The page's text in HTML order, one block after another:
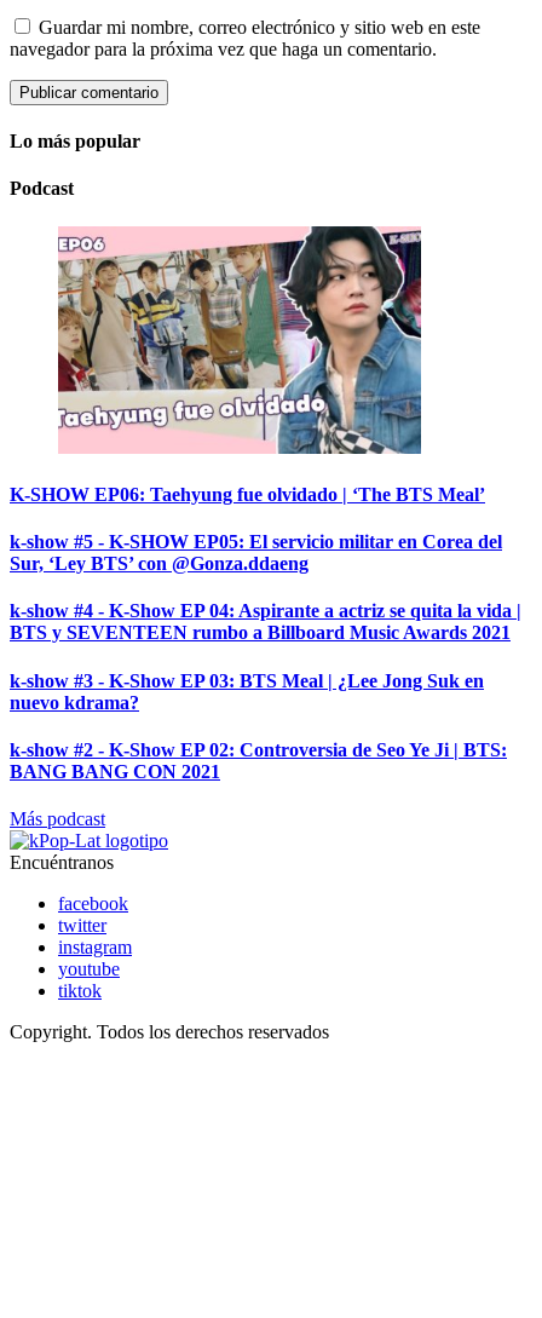
Guardar mi nombre, correo electrónico y sitio web en este
navegador para la próxima vez que haga un comentario.
Lo más popular
Podcast
K-SHOW EP06: Taehyung fue olvidado | ‘The BTS Meal’
k-show #5 - K-SHOW EP05: El servicio militar en Corea del
Sur, ‘Ley BTS’ con @Gonza.ddaeng
k-show #4 - K-Show EP 04: Aspirante a actriz se quita la vida |
BTS y SEVENTEEN rumbo a Billboard Music Awards 2021
k-show #3 - K-Show EP 03: BTS Meal | ¿Lee Jong Suk en
nuevo kdrama?
k-show #2 - K-Show EP 02: Controversia de Seo Ye Ji | BTS:
BANG BANG CON 2021
Más podcast
Encuéntranos
facebook
twitter
instagram
youtube
tiktok
Copyright. Todos los derechos reservados